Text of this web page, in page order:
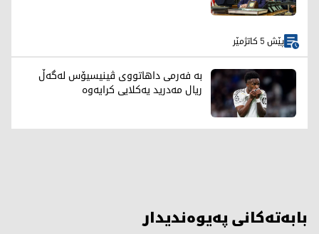
پێش 5 کاتژمێر
بە فەرمی داهاتووی ڤینیسیۆس لەگەڵ
ریال مەدرید یەکلایی کرایەوە
بابەتەکانی پەیوەندیدار